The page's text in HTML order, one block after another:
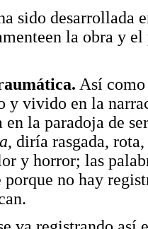
sido
la obra y
Así
y vivido en la
en la paradoja de
, diría rasgada,
y horror; las
no hay